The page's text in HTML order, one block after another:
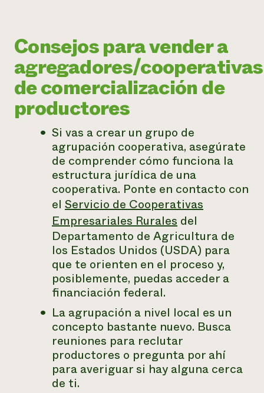
Consejos para vender a
agregadores/cooperativas
de comercialización de
productores
Si vas a crear un grupo de
agrupación cooperativa, asegúrate
de comprender cómo funciona la
estructura jurídica de una
cooperativa. Ponte en contacto con
el Servicio de Cooperativas
Empresariales Rurales del
Departamento de Agricultura de
los Estados Unidos (USDA) para
que te orienten en el proceso y,
posiblemente, puedas acceder a
financiación federal.
La agrupación a nivel local es un
concepto bastante nuevo. Busca
reuniones para reclutar
productores o pregunta por ahí
para averiguar si hay alguna cerca
de ti.